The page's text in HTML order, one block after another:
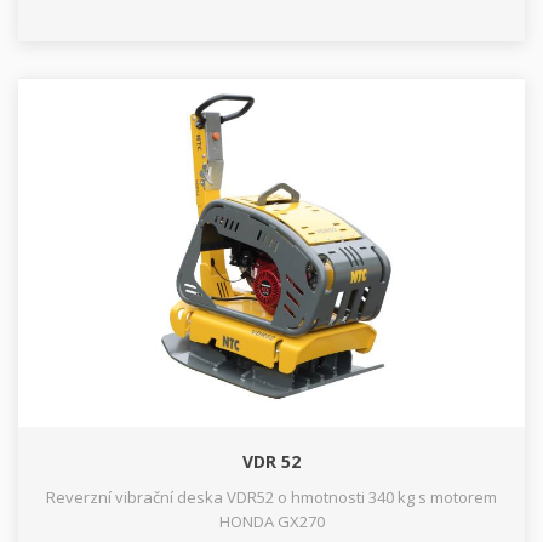
VDR 52
Reverzní vibrační deska VDR52 o hmotnosti 340 kg s motorem
HONDA GX270